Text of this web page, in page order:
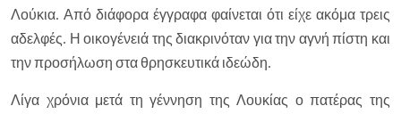
Λούκια. Από διάφορα έγγραφα φαίνεται ότι είχε ακόμα τρεις
αδελφές. Η οικογένειά της διακρινόταν για την αγνή πίστη και
την προσήλωση στα θρησκευτικά ιδεώδη.
Λίγα χρόνια μετά τη γέννηση της Λουκίας ο πατέρας της